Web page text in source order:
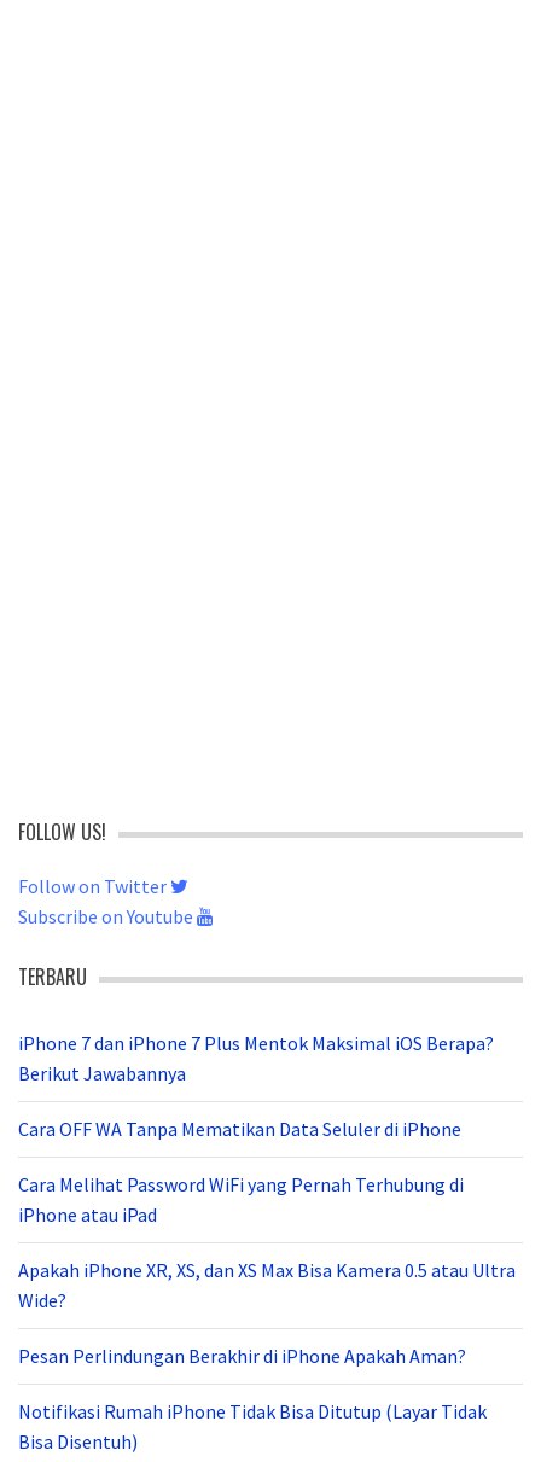
FOLLOW US!
Follow on Twitter
Subscribe on Youtube
TERBARU
iPhone 7 dan iPhone 7 Plus Mentok Maksimal iOS Berapa?
Berikut Jawabannya
Cara OFF WA Tanpa Mematikan Data Seluler di iPhone
Cara Melihat Password WiFi yang Pernah Terhubung di
iPhone atau iPad
Apakah iPhone XR, XS, dan XS Max Bisa Kamera 0.5 atau Ultra
Wide?
Pesan Perlindungan Berakhir di iPhone Apakah Aman?
Notifikasi Rumah iPhone Tidak Bisa Ditutup (Layar Tidak
Bisa Disentuh)